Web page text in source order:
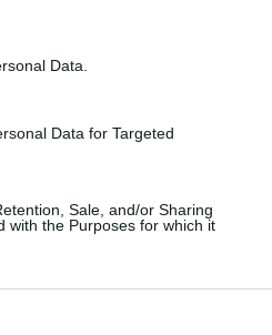
Data.
Data for Targeted
Sale, and/or Sharing
with the Purposes for which it